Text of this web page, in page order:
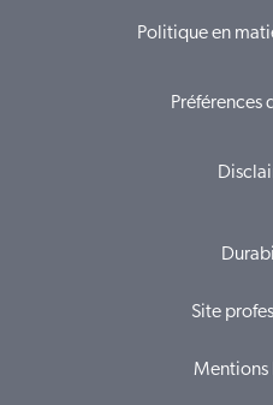
Politique en
Préférences
Site
Mentions